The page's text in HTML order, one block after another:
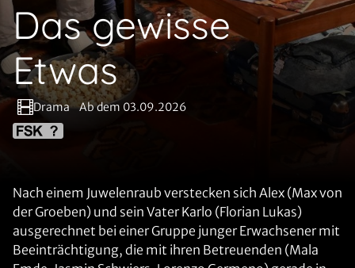
Das gewisse
Etwas
Drama Ab dem 03.09.2026
Nach einem Juwelenraub verstecken sich Alex (Max von
der Groeben) und sein Vater Karlo (Florian Lukas)
ausgerechnet bei einer Gruppe junger Erwachsener mit
Beeinträchtigung, die mit ihren Betreuenden (Mala